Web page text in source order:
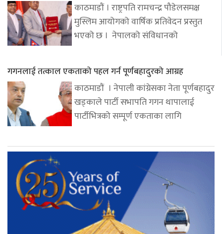
काठमाडौं । राष्ट्रपति रामचन्द्र पौडेलसमक्ष
मुस्लिम आयोगको वार्षिक प्रतिवेदन प्रस्तुत
भएको छ । नेपालको संविधानको
गगनलाई तत्काल एकताको पहल गर्न पूर्णबहादुरको आग्रह
काठमाडौं । नेपाली कांग्रेसका नेता पूर्णबहादुर
खड्काले पार्टी सभापति गगन थापालाई
पार्टीभित्रको सम्पूर्ण एकताका लागि